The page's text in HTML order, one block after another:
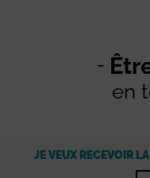
en
JE VEUX RECEVOIR